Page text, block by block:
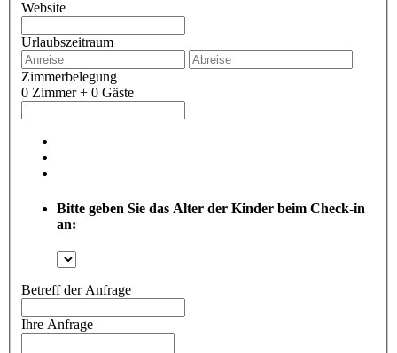
Website
Urlaubszeitraum
Zimmerbelegung
0 Zimmer + 0 Gäste
Bitte geben Sie das Alter der Kinder beim Check-in
an:
Betreff der Anfrage
Ihre Anfrage